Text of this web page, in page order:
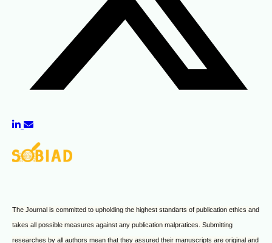
The Journal is committed to upholding the highest standarts of publication ethics and
takes all possible measures against any publication malpratices. Submitting
researches by all authors mean that they assured their manuscripts are original and